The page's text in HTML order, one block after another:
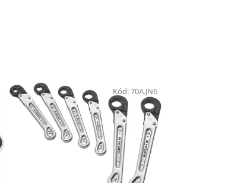
Kód:70A.JN6